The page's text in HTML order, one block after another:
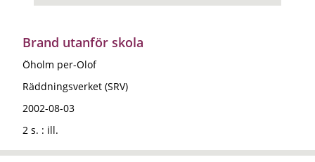
Brand utanför skola
Öholm per-Olof
Räddningsverket (SRV)
2002-08-03
2 s. : ill.